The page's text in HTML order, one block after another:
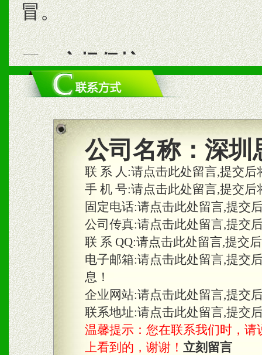
冒。
二、市场保护
1、统一市场价格；建立全
商利润。
2、区域独家经营；建立区
合作关系。
三、物料及媒体
1、免费提供体验及宣传彩
2、不定期在各大知名网站
知名度和影响力。
3、根据地方实际情况提供
具。
公司名称： 深圳
联 系 人:请点击此处留言,提交
手 机 号:请点击此处留言,提交
固定电话:请点击此处留言,提交
公司传真:请点击此处留言,提交
联 系 QQ:请点击此处留言,提交
电子邮箱:请点击此处留言,提交
息！
企业网站:请点击此处留言,提交
联系地址:请点击此处留言,提交
温馨提示：您在联系我们时，请
上看到的，谢谢！ 立刻留言